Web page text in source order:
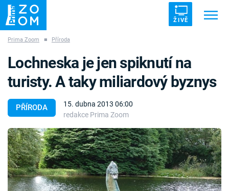
ŽIVĚ
ZÁHADY VETŘELCI DÁVNOVĚKU
Témata
Témata
Pořady
Prima Zoom ■ Příroda
PŘÍRODA
15. dubna 2013 06:00
redakce Prima Zoom
Lochneska je jen spiknutí na
turisty. A taky miliardový byznys